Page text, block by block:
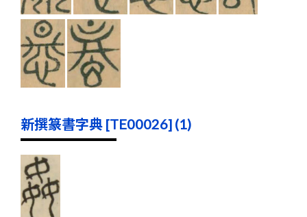
新撰篆書字典 [TE00026] (1)